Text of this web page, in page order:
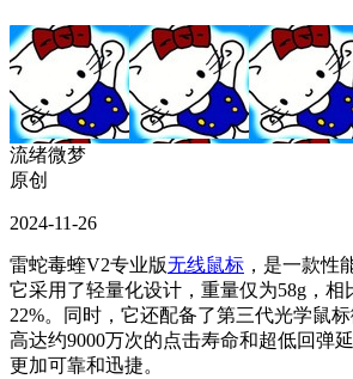
流绪微梦
原创
2024-11-26
雷蛇毒蝰V2专业版无线鼠标 ，是一款性
它采用了轻量化设计，重量仅为58g，相
22%。同时，它还配备了第三代光学鼠
高达约9000万次的点击寿命和超低回弹
更加可靠和迅捷。